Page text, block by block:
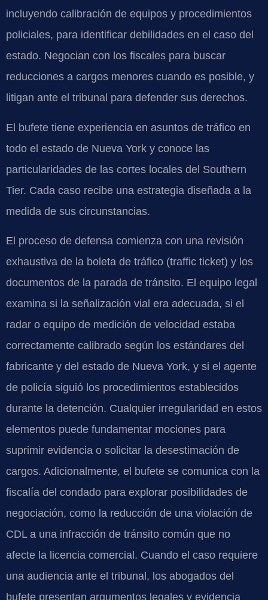
incluyendo calibración de equipos y procedimientos
policiales, para identificar debilidades en el caso del
estado. Negocian con los fiscales para buscar
reducciones a cargos menores cuando es posible, y
litigan ante el tribunal para defender sus derechos.
El bufete tiene experiencia en asuntos de tráfico en
todo el estado de Nueva York y conoce las
particularidades de las cortes locales del Southern
Tier. Cada caso recibe una estrategia diseñada a la
medida de sus circunstancias.
El proceso de defensa comienza con una revisión
exhaustiva de la boleta de tráfico (traffic ticket) y los
documentos de la parada de tránsito. El equipo legal
examina si la señalización vial era adecuada, si el
radar o equipo de medición de velocidad estaba
correctamente calibrado según los estándares del
fabricante y del estado de Nueva York, y si el agente
de policía siguió los procedimientos establecidos
durante la detención. Cualquier irregularidad en estos
elementos puede fundamentar mociones para
suprimir evidencia o solicitar la desestimación de
cargos. Adicionalmente, el bufete se comunica con la
fiscalía del condado para explorar posibilidades de
negociación, como la reducción de una violación de
CDL a una infracción de tránsito común que no
afecte la licencia comercial. Cuando el caso requiere
una audiencia ante el tribunal, los abogados del
bufete presentan argumentos legales y evidencia